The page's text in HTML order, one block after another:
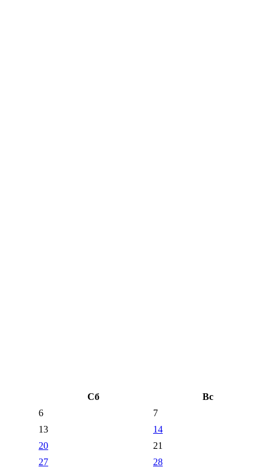
Сб
Вс
6
7
13
14
20
21
27
28